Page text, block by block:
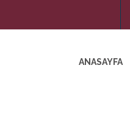
ANASAYFA